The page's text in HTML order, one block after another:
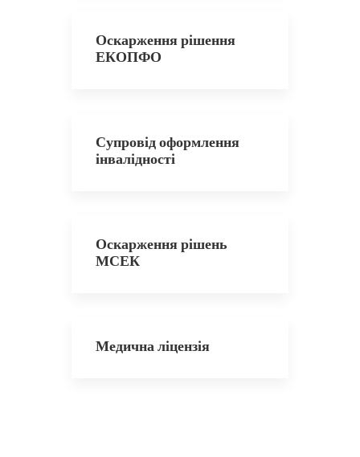
Оскарження рішення
ЕКОПФО
Супровід оформлення
інвалідності
Оскарження рішень
МСЕК
Медична ліцензія